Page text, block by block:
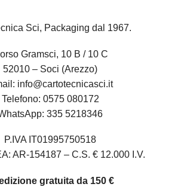
Sci, Packaging dal 1967.
Gramsci, 10 B / 10 C
52010 – Soci (Arezzo)
info@cartotecnicasci.it
Telefono: 0575 080172
335 5218346
P.IVA IT01995750518
AR-154187 – C.S. € 12.000 I.V.
gratuita da 150 €